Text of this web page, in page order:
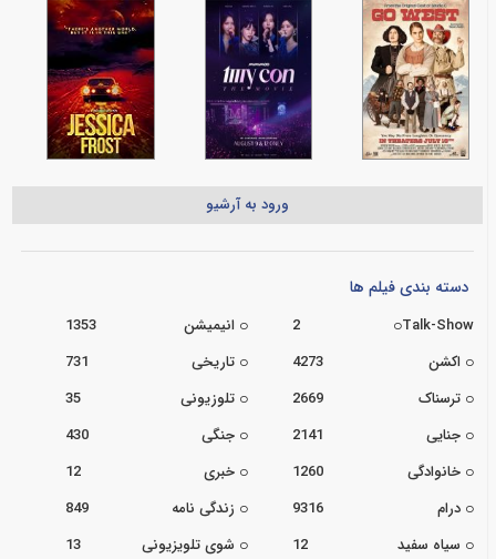
ورود به آرشیو
دسته بندی فیلم ها
Talk-Show
2 انیمیشن
1353
اکشن
4273 تاریخی
731
ترسناک
2669 تلوزیونی
35
جنایی
2141 جنگی
430
خانوادگی
1260 خبری
12
درام
9316 زندگی نامه
849
سیاه سفید
12 شوی تلویزیونی
13